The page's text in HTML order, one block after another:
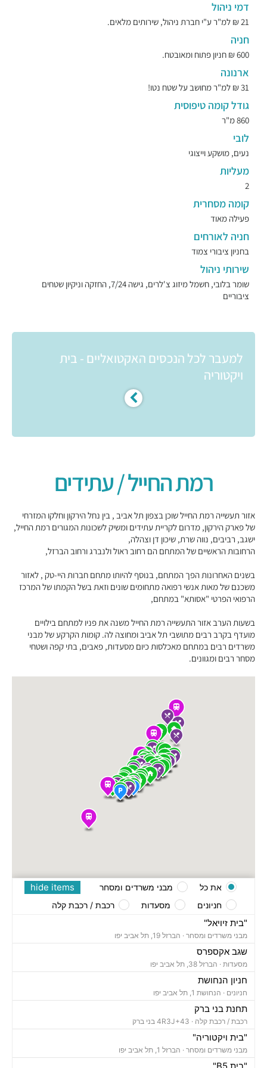
דמי ניהול
21 ₪ למ"ר ע"י חברת ניהול, שירותים מלאים.
חניה
600 ₪ חניון פתוח ומאובטח.
ארנונה
31 ₪ למ"ר מחושב על שטח נטו!
גודל קומה טיפוסית
860 מ"ר
לובי
נעים, מושקע וייצוגי
מעליות
2
קומה מסחרית
פעילה מאוד
חניה לאורחים
בחניון ציבורי צמוד
שירותי ניהול
שומר בלובי, חשמל מיזוג צ'לרים, גישה 7/24, החזקה וניקיון שטחים
ציבוריים
למעבר לכל הנכסים האקטואליים - בית
ויקטוריה
רמת החייל / עתידים
אזור תעשייה רמת החייל שוכן בצפון תל אביב , בין נחל הירקון וחלקו המזרחי
של פארק הירקון, מדרום לקריית עתידים ומשיק לשכונות המגורים רמת החייל,
ישגב, רביבים, נווה שרת, שיכון דן וצהלה,
הרחובות הראשיים של המתחם הם רחוב ראול ולנברג ורחוב הברזל,
בשנים האחרונות הפך המתחם, בנוסף להיותו מתחם חברות היי-טק , לאזור
משכנם של מאות אנשי רפואה מתחומים שונים וזאת בשל הקמתו של המרכז
הרפואי הפרטי "אסותא" במתחם,
בשעות הערב אזור התעשייה רמת החייל משנה את פניו למתחם בילויים
מועדף בקרב רבים מתושבי תל אביב ומחוצה לה. קומות הקרקע של מבני
משרדים רבים במתחם מאכלסות כיום מסעדות, פאבים, בתי קפה ושטחי
מסחר רבים ומגוונים.
"בית זיויאל"
מבני משרדים ומסחר · הברזל 19, תל אביב יפו
שגב אקספרס
מסעדות · הברזל 38, תל אביב יפו
חניון הנחושת
חניונים · הנחושת 1, תל אביב יפו
תחנת בני ברק
רכבת / רכבת קלה ·
"בית ויקטוריה"
מבני משרדים ומסחר · הברזל 1, תל אביב יפו
hide items את כל
מבני משרדים ומסחר
חניונים
מסעדות רכבת / רכבת קלה